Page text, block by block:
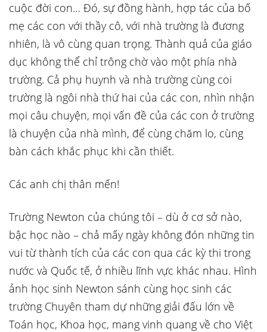
cuộc đời con… Đó, sự đồng hành, hợp tác của bố
mẹ các con với thầy cô, với nhà trường là đương
nhiên, là vô cùng quan trọng. Thành quả của giáo
dục không thể chỉ trông chờ vào một phía nhà
trường. Cả phụ huynh và nhà trường cùng coi
trường là ngôi nhà thứ hai của các con, nhìn nhận
mọi câu chuyện, mọi vấn đề của các con ở trường
là chuyện của nhà mình, để cùng chăm lo, cùng
bàn cách khắc phục khi cần thiết.
Các anh chị thân mến!
Trường Newton của chúng tôi – dù ở cơ sở nào,
bậc học nào – chả mấy ngày không đón những tin
vui từ thành tích của các con qua các kỳ thi trong
nước và Quốc tế, ở nhiều lĩnh vực khác nhau. Hình
ảnh học sinh Newton sánh cùng học sinh các
trường Chuyên tham dự những giải đấu lớn về
Toán học, Khoa học, mang vinh quang về cho Việt